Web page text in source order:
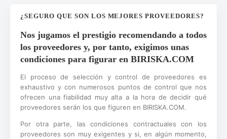
¿SEGURO QUE SON LOS MEJORES PROVEEDORES?
Nos jugamos el prestigio recomendando a todos
los proveedores y, por tanto, exigimos unas
condiciones para figurar en BIRISKA.COM
El proceso de selección y control de proveedores es
exhaustivo y con numerosos puntos de control que nos
ofrecen una fiabilidad muy alta a la hora de decidir qué
proveedores serán los que figuren en BIRISKA.COM.
Por otra parte, las condiciones contractuales con los
proveedores son muy exigentes y si, en algún momento,